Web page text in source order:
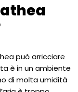
può arricciare
è in un ambiente
di molta umidità